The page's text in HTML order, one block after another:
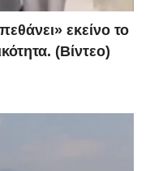
εκείνο το
(Βίντεο)